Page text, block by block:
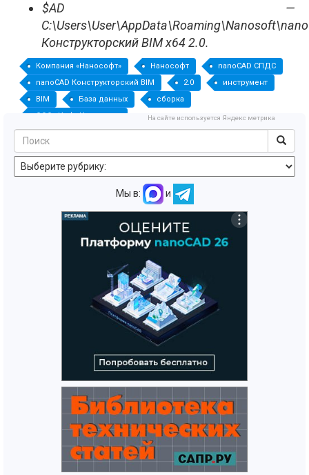
$AD —
КонструкторскийBIM x64 2.0.
Компания «Нанософт» Нанософт
nanoCAD СПДС
nanoCAD Конструкторский BIM
2.0
инструмент
BIM
База данных
сборка
ООО «ИнфоИндастри»
На сайте используется Яндекс метрика
Мы в: и